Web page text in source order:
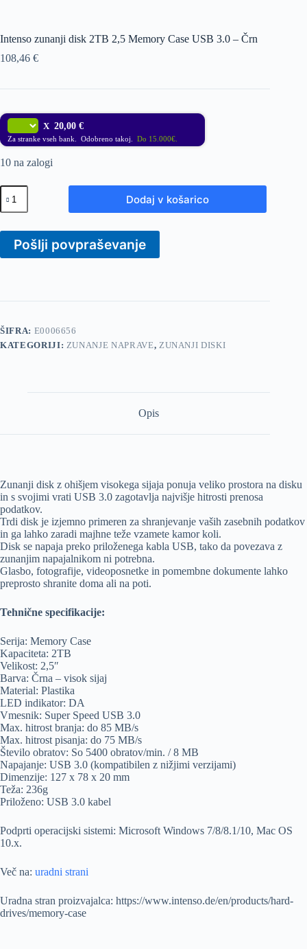
Intenso zunanji disk 2TB 2,5 Memory Case USB 3.0 – Črn
108,46 €
X 20,00 €
Za stranke vseh bank. Odobreno takoj. Do 15.000€.
10 na zalogi
Intenso
zunanji
disk
Memory
Case
Dodaj v košarico
Pošlji povpraševanje
ŠIFRA: E0006656
KATEGORIJI: ZUNANJE NAPRAVE, ZUNANJI DISKI
Opis
Zunanji disk z ohišjem visokega sijaja ponuja veliko prostora na disku
in s svojimi vrati USB 3.0 zagotavlja najvišje hitrosti prenosa
podatkov.
Trdi disk je izjemno primeren za shranjevanje vaših zasebnih podatkov
in ga lahko zaradi majhne teže vzamete kamor koli.
Disk se napaja preko priloženega kabla USB, tako da povezava z
zunanjim napajalnikom ni potrebna.
Glasbo, fotografije, videoposnetke in pomembne dokumente lahko
preprosto shranite doma ali na poti.
Tehnične specifikacije:
Serija: Memory Case
Kapaciteta: 2TB
Velikost: 2,5″
Barva: Črna – visok sijaj
Material: Plastika
LED indikator: DA
Vmesnik: Super Speed USB 3.0
Max. hitrost branja: do 85 MB/s
Max. hitrost pisanja: do 75 MB/s
Število obratov: So 5400 obratov/min. / 8 MB
Napajanje: USB 3.0 (kompatibilen z nižjimi verzijami)
Dimenzije: 127 x 78 x 20 mm
Teža: 236g
Priloženo: USB 3.0 kabel
Podprti operacijski sistemi: Microsoft Windows 7/8/8.1/10, Mac OS
10.x.
Več na: uradni strani
Uradna stran proizvajalca: https://www.intenso.de/en/products/hard-
drives/memory-case